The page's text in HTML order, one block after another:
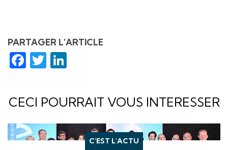
PARTAGER L'ARTICLE
Facebook
Twitter
CECI POURRAIT VOUS INTERESSER
C'EST L'ACTU